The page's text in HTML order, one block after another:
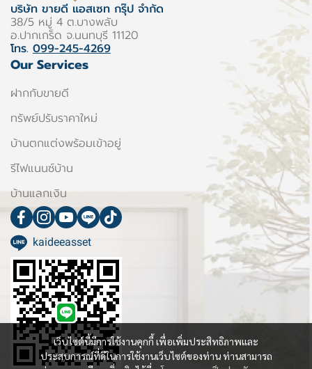
เว็บไซต์นี้มีการใช้งานคุกกี้ เพื่อเพิ่มประสิทธิภาพและ
ประสบการณ์ที่ดีในการใช้งานเว็บไซต์ของท่าน ท่านสามารถ
บริษัท ขายดี แอสเซท กรุ๊ป จำกัด
38/5 หมู่ 4 ต.บางพลับ
อ.ปากเกร็ด จ.นนทบุรี 11120
โทร. 099-245-4269
Our Services
ฝากกับขายดี
ทรัพย์ปรับราคาใหม่
บ้านตกแต่งพร้อมเข้าอยู่
รีไฟแนนซ์บ้าน
บ้านแลกเงิน
kaideeasset